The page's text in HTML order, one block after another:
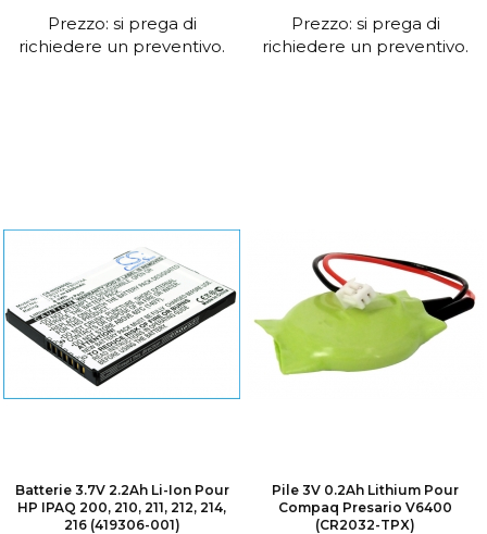
Prezzo: si prega di
richiedere un preventivo.
Prezzo: si prega di
richiedere un preventivo.
Batterie 3.7V 2.2Ah Li-Ion Pour
HP IPAQ 200, 210, 211, 212, 214,
216 (419306-001)
Pile 3V 0.2Ah Lithium Pour
Compaq Presario V6400
(CR2032-TPX)